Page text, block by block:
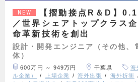
NEW
【摺動接点R＆D】
／世界シェアトップクラス
命革新技術を創出
設計・開発エンジニア（その他、
体）
600万円 ～ 949万円 千葉県
海
ル企業）
上場企業 海外出張 海外折衝